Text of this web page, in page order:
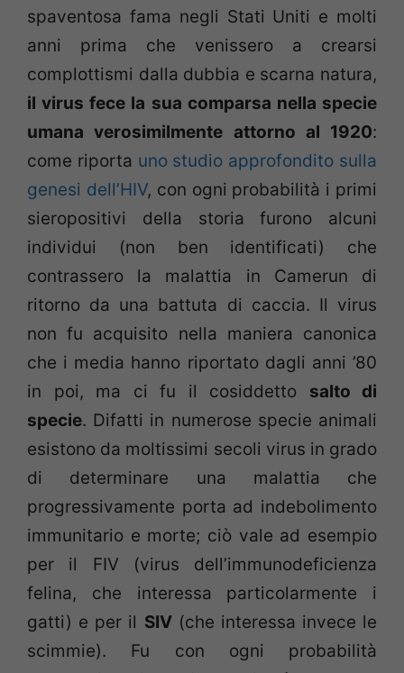
spaventosa fama negli Stati Uniti e molti
anni prima che venissero a crearsi
complottismi dalla dubbia e scarna natura,
il virus fece la sua comparsa nella specie
umana verosimilmente attorno al 1920:
come riporta uno studio approfondito sulla
genesi dell’HIV, con ogni probabilità i primi
sieropositivi della storia furono alcuni
individui (non ben identificati) che
contrassero la malattia in Camerun di
ritorno da una battuta di caccia. Il virus
non fu acquisito nella maniera canonica
che i media hanno riportato dagli anni ’80
in poi, ma ci fu il cosiddetto salto di
specie. Difatti in numerose specie animali
esistono da moltissimi secoli virus in grado
di determinare una malattia che
progressivamente porta ad indebolimento
immunitario e morte; ciò vale ad esempio
per il FIV (virus dell’immunodeficienza
felina, che interessa particolarmente i
gatti) e per il SIV(che interessa invece le
scimmie). Fu con ogni probabilità